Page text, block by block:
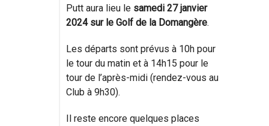
Putt aura lieu le samedi 27 janvier
2024 sur le Golf de la Domangère.
Les départs sont prévus à 10h pour
le tour du matin et à 14h15 pour le
tour de l’après-midi (rendez-vous au
Club à 9h30).
Il reste encore quelques places